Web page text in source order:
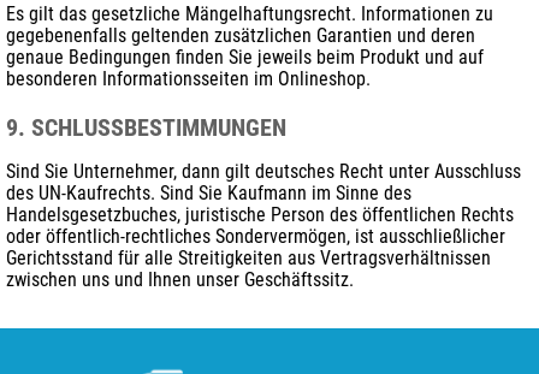
Es gilt das gesetzliche Mängelhaftungsrecht. Informationen zu
gegebenenfalls geltenden zusätzlichen Garantien und deren
genaue Bedingungen finden Sie jeweils beim Produkt und auf
besonderen Informationsseiten im Onlineshop.
9. SCHLUSSBESTIMMUNGEN
Sind Sie Unternehmer, dann gilt deutsches Recht unter Ausschluss
des UN-Kaufrechts. Sind Sie Kaufmann im Sinne des
Handelsgesetzbuches, juristische Person des öffentlichen Rechts
oder öffentlich-rechtliches Sondervermögen, ist ausschließlicher
Gerichtsstand für alle Streitigkeiten aus Vertragsverhältnissen
zwischen uns und Ihnen unser Geschäftssitz.